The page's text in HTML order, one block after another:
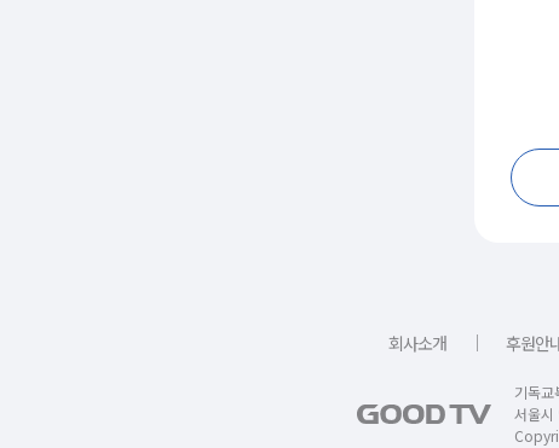
회사소개 ｜ 후원안
기독
서울